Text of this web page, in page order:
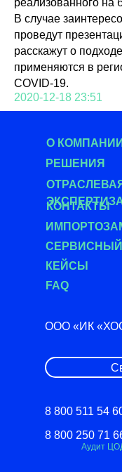
реализованного на
В случае
проведут
расскажут о
применяются в
COVID-19.
2020-12-18 23:51
ООО «ИК
О КОМПАНИИ
РЕШЕНИЯ
ОТРАСЛЕВАЯ
КОНТАКТЫ
СЕРВИСНЫЙ
КЕЙСЫ
FAQ
Аудит
8 800 511 54
8 800 250 71